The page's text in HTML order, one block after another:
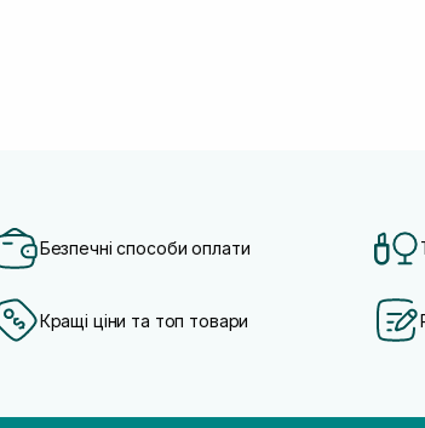
Безпечні способи оплати
Кращі ціни та топ товари